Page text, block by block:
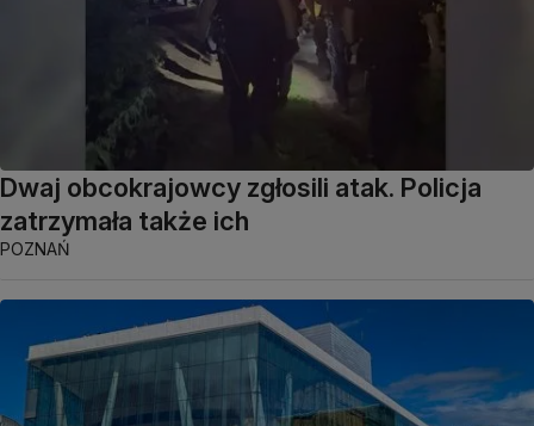
Dwaj obcokrajowcy zgłosili atak. Policja
zatrzymała także ich
POZNAŃ